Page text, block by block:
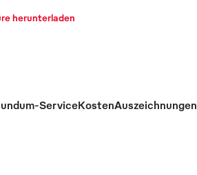
herunterladen
ServiceKostenAuszeichnungen